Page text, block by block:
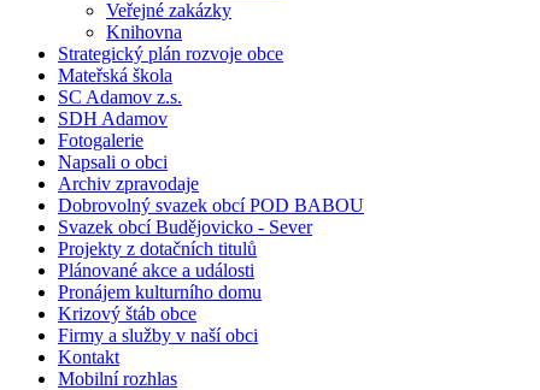
Veřejné zakázky
Knihovna
Strategický plán rozvoje obce
Mateřská škola
SC Adamov z.s.
SDH Adamov
Fotogalerie
Napsali o obci
Archiv zpravodaje
Dobrovolný svazek obcí POD BABOU
Svazek obcí Budějovicko - Sever
Projekty z dotačních titulů
Plánované akce a události
Pronájem kulturního domu
Krizový štáb obce
Firmy a služby v naší obci
Kontakt
Mobilní rozhlas